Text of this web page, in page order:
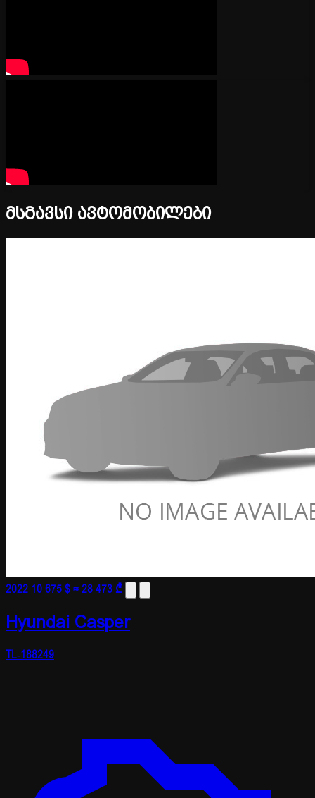
მსგავსი ავტომობილები
2022 10 675 $≈ 28 473 ₾
Hyundai Casper
TL-188249